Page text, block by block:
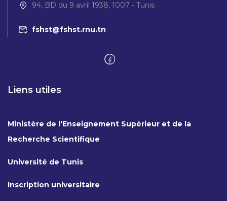
94, BD du 9 avril 1938, 1007 - Tunis
fshst@fshst.rnu.tn
Liens utiles
Ministère de l'Enseignement Supérieur et de la
Recherche Scientifique
Université de Tunis
Inscription universitaire